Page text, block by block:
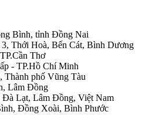
Bình, tỉnh Đồng Nai
Thới Hoà, Bến Cát, Bình Dương
Thơ
- TP.Hồ Chí Minh
phố Vũng Tàu
Lâm Đồng
Lạt, Lâm Đồng, Việt Nam
Đồng Xoài, Bình Phước